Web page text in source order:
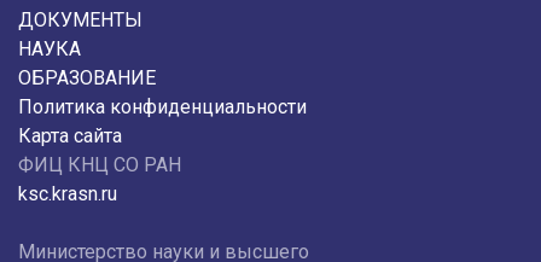
ДОКУМЕНТЫ
НАУКА
ОБРАЗОВАНИЕ
Политика конфиденциальности
Карта сайта
ФИЦ КНЦ СО РАН
ksc.krasn.ru
Министерство науки и высшего